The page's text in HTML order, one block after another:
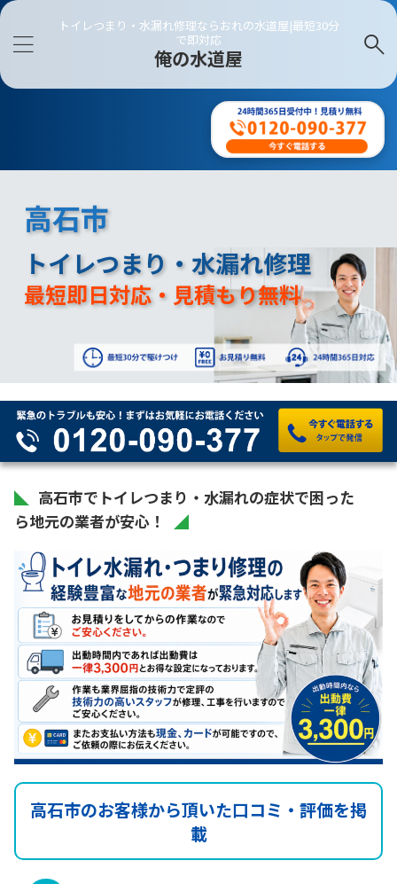
トイレつまり・水漏れ修理ならおれの水道屋|最短30分
で即対応
俺の水道屋
高石市
トイレつまり・水漏れ修理
最短即日対応・見積もり無料
高石市でトイレつまり・水漏れの症状で困った
ら地元の業者が安心！
高石市のお客様から頂いた口コミ・評価を掲
載